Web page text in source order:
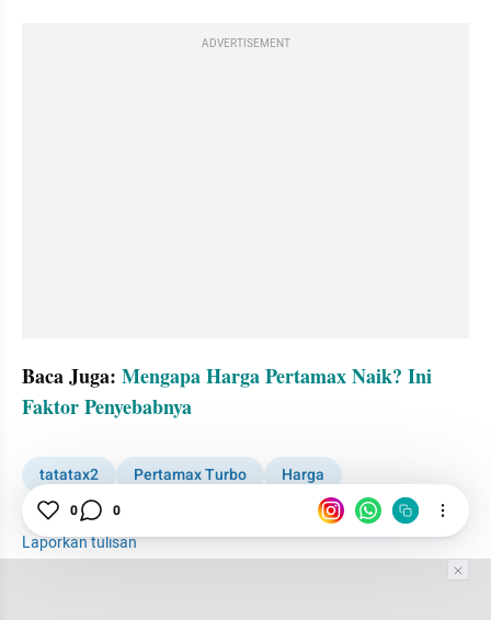
ADVERTISEMENT
Baca Juga: Mengapa Harga Pertamax Naik? Ini
Faktor Penyebabnya
tatatax2 Pertamax Turbo
Harga
BBM nonsubsidi
Laporkan tulisan
0 0